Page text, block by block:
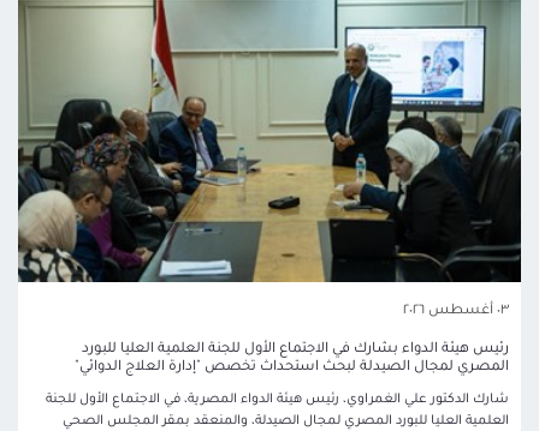
٠٣ أغسطس ٢٠٢٦
رئيس هيئة الدواء بشارك في الاجتماع الأول للجنة العلمية العليا للبورد
المصري لمجال الصيدلة لبحث استحداث تخصص "إدارة العلاج الدوائي"
شارك الدكتور علي الغمراوي، رئيس هيئة الدواء المصرية، في الاجتماع الأول للجنة
العلمية العليا للبورد المصري لمجال الصيدلة، والمنعقد بمقر المجلس الصحي